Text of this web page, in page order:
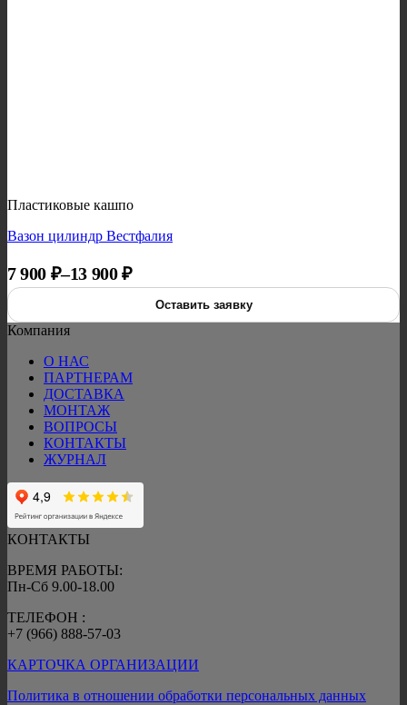
Пластиковые кашпо
Вазон цилиндр Вестфалия
7 900 ₽–13 900₽
Диапазон цен: 7 900 ₽ – 13 900 ₽
Оставить заявку
Компания
О НАС
ПАРТНЕРАМ
ДОСТАВКА
МОНТАЖ
ВОПРОСЫ
КОНТАКТЫ
ЖУРНАЛ
КОНТАКТЫ
ВРЕМЯ РАБОТЫ:
Пн-Сб 9.00-18.00
ТЕЛЕФОН :
+7 (966) 888-57-03
КАРТОЧКА ОРГАНИЗАЦИИ
Политика в отношении обработки персональных данных